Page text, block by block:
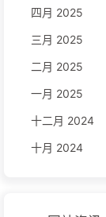
四月 2025
三月 2025
二月 2025
一月 2025
十二月 2024
十月 2024